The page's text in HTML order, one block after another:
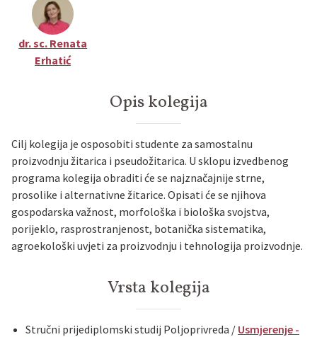
dr. sc. Renata
Erhatić
Opis kolegija
Cilj kolegija je osposobiti studente za samostalnu
proizvodnju žitarica i pseudožitarica. U sklopu izvedbenog
programa kolegija obraditi će se najznačajnije strne,
prosolike i alternativne žitarice. Opisati će se njihova
gospodarska važnost, morfološka i biološka svojstva,
porijeklo, rasprostranjenost, botanička sistematika,
agroekološki uvjeti za proizvodnju i tehnologija proizvodnje.
Vrsta kolegija
Stručni prijediplomski studij Poljoprivreda / Usmjerenje -